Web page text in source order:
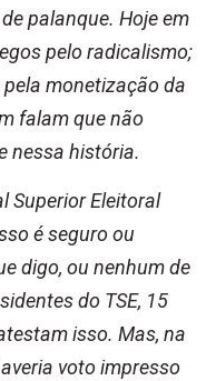
palanque. Hoje em
pelo radicalismo;
monetização da
falam que não
nessa história.
Superior Eleitoral
é seguro ou
digo, ou nenhum de
do TSE, 15
isso. Mas, na
voto impresso